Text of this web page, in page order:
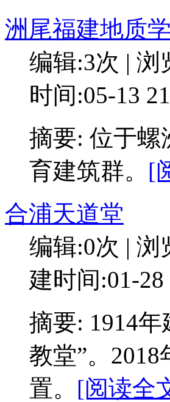
洲尾福建地质
编辑:3次 | 浏
时间:05-13
摘要: 位于螺
育建筑群。 [
合浦天道堂
编辑:0次 | 浏
建时间:01-28
摘要: 1914
教堂”。
置。 [阅读全